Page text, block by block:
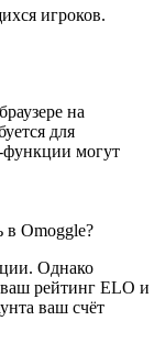
игроков.
на
для
функции могут
в Omoggle?
Однако
ваш рейтинг ELO и
ваш счёт